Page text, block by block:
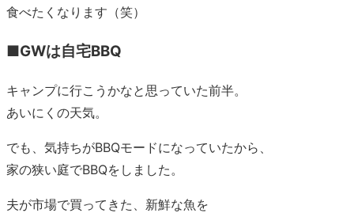
食べたくなります（笑）
■GWは自宅BBQ
キャンプに行こうかなと思っていた前半。
あいにくの天気。
でも、気持ちがBBQモードになっていたから、
家の狭い庭でBBQをしました。
夫が市場で買ってきた、新鮮な魚を